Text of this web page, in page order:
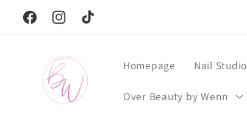
naar de
FacebookInstagramTikTok
Homepage Nail Studio
Over Beauty by Wenn